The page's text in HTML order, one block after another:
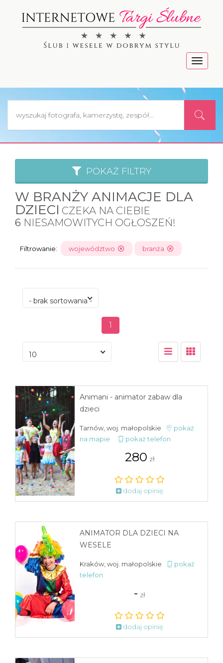
Menu
POKAŻ FILTRY
W BRANŻY ANIMACJE DLA
DZIECI CZEKA NA CIEBIE
6 NIESAMOWITYCH OGŁOSZEŃ!
Filtrowanie: województwo branża
- brak sortowania -
1
10
Animani - animator zabaw dla
dzieci
Tarnów, woj. małopolskie
pokaż
na mapie
pokaż telefon
280 zł
dodaj opinię
ANIMATOR DLA DZIECI NA
WESELE
Kraków, woj. małopolskie
pokaż
telefon
- zł
dodaj opinię